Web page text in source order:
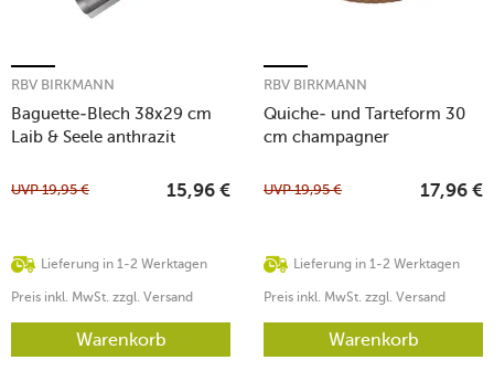
Baguette-Blech 38x29 cm
Laib & Seele anthrazit
RBV BIRKMANN
Lieferung in 1-2 Werktagen
UVP19,95 € 15,96 €
Preis inkl. MwSt. zzgl. Versand
Warenkorb
Quiche- und Tarteform 30
cm champagner
RBV BIRKMANN
Lieferung in 1-2 Werktagen
UVP19,95 € 17,96 €
Preis inkl. MwSt. zzgl. Versand
Warenkorb